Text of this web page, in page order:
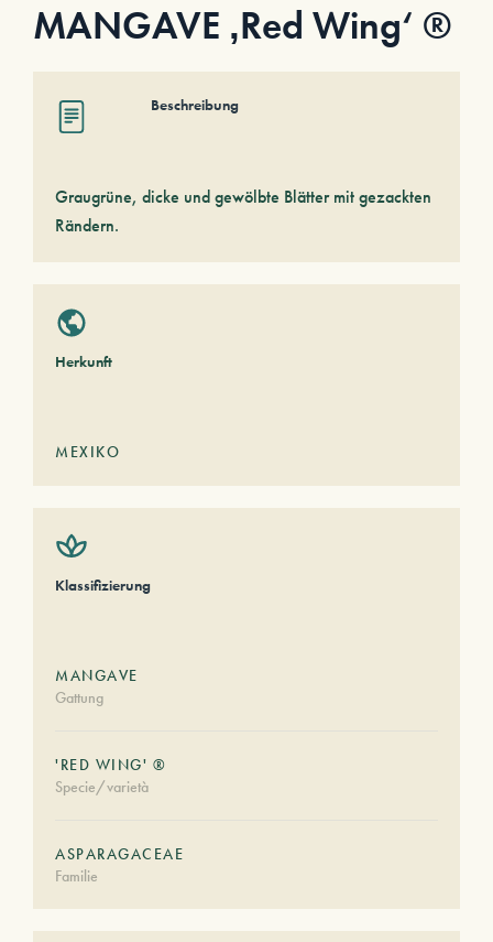
MANGAVE ‚Red Wing‘ ®
Beschreibung
Graugrüne, dicke und gewölbte Blätter mit gezackten
Rändern.
Herkunft
MEXIKO
Klassifizierung
MANGAVE
Gattung
'RED WING' ®
Specie/varietà
ASPARAGACEAE
Familie